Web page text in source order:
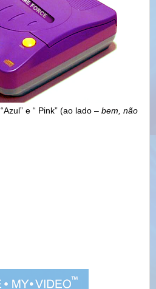
“Azul” e “ Pink” (ao lado – bem, não